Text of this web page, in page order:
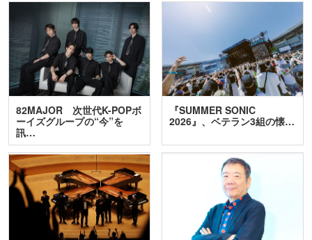
82MAJOR 次世代K-POPボ
ーイズグループの“今”を
訊…
『SUMMER SONIC
2026』、ベテラン3組の懐…